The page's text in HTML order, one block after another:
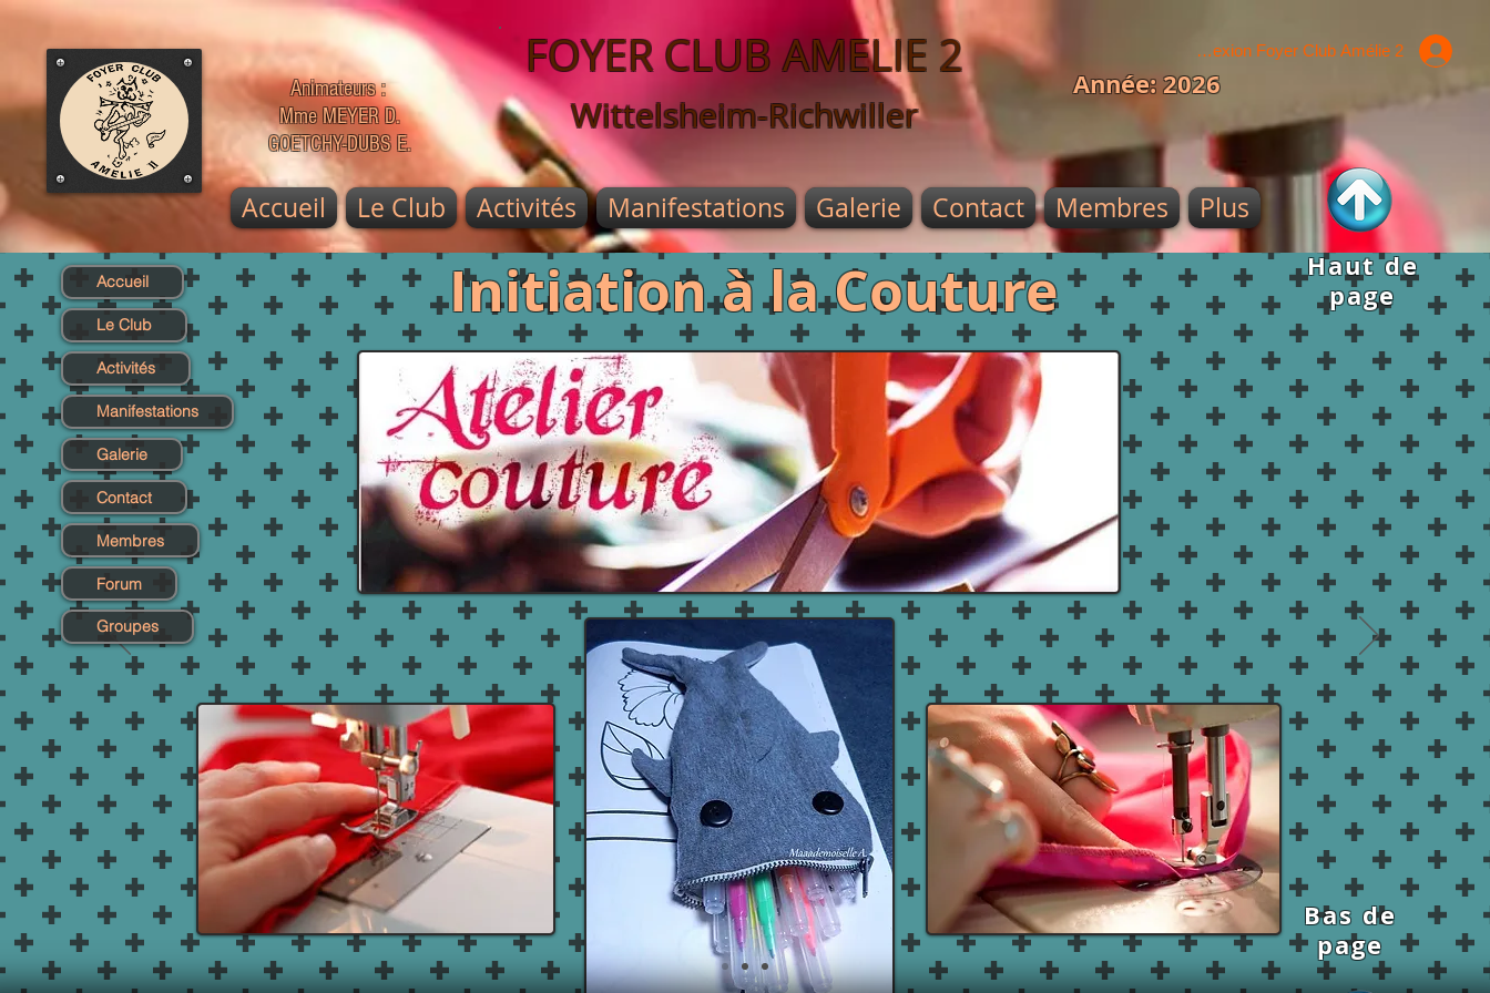
Accueil
Le Club
Activités
Manifestations
Galerie
Contact
Membres
Forum
Groupes
Haut de
page
Connexion Foyer Club Amélie 2
FOYER CLUB AMELIE 2
Wittelsheim-Richwiller
Année: 2026
Accueil Le Club Activités Manifestations Galerie Contact Membres Plus
Animateurs :
Mme MEYER D.
GOETCHY-DUBS E.
Initiation à la Couture
Bas de
page